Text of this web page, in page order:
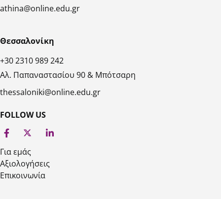
athina@online.edu.gr
Θεσσαλονίκη
+30 2310 989 242
Αλ. Παπαναστασίου 90 & Μπότσαρη
thessaloniki@online.edu.gr
FOLLOW US
Για εμάς
Αξιολογήσεις
Επικοινωνία